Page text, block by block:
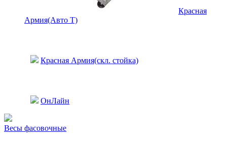
Красная
Армия(Авто Т)
Красная Армия(скл. стойка)
ОнЛайн
Весы фасовочные